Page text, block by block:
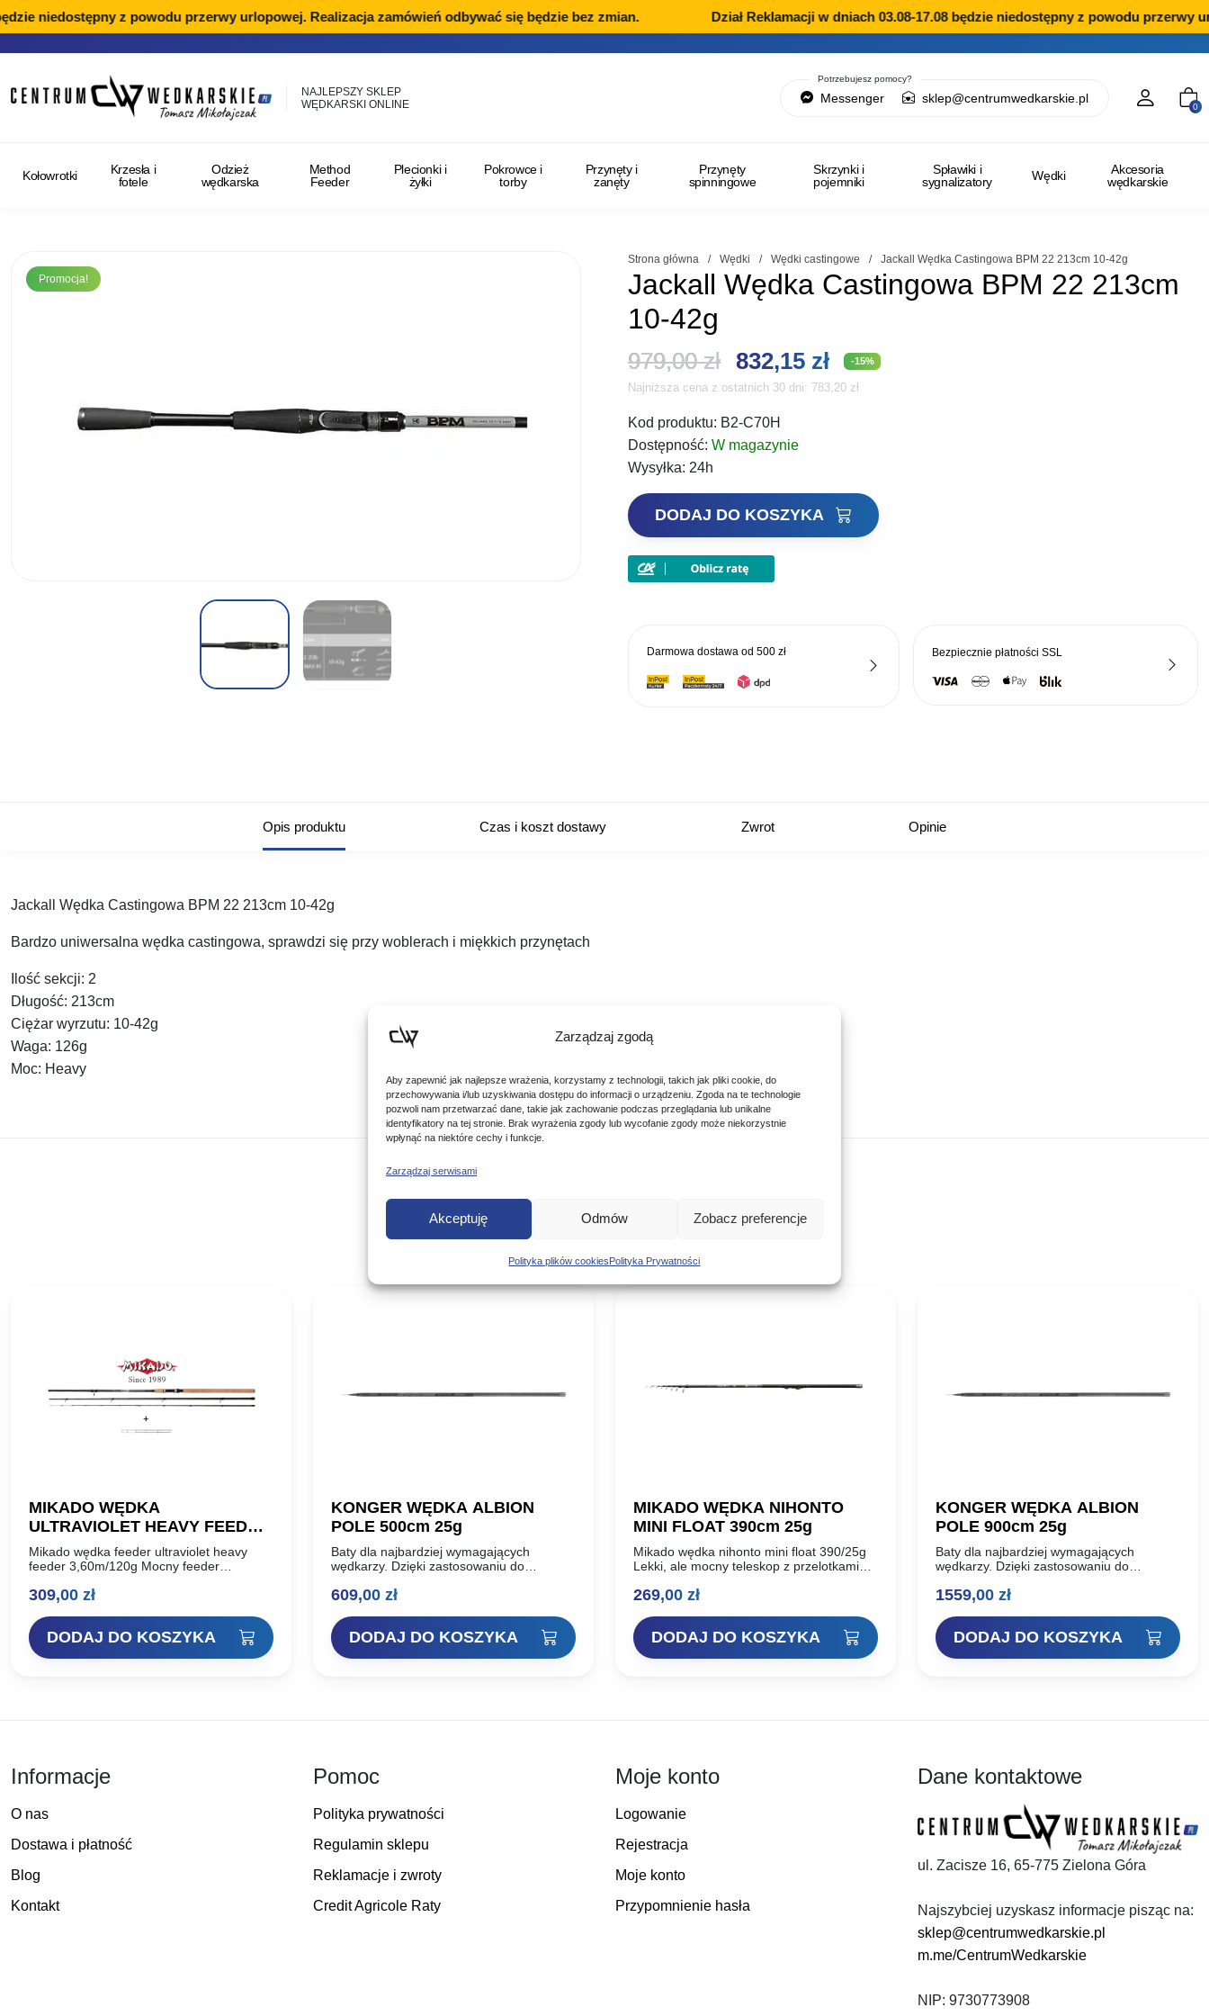
Zarządzaj zgodą
Aby zapewnić jak najlepsze wrażenia, korzystamy z technologii, takich jak pliki cookie, do
przechowywania i/lub uzyskiwania dostępu do informacji o urządzeniu. Zgoda na te technologie
pozwoli nam przetwarzać dane, takie jak zachowanie podczas przeglądania lub unikalne
identyfikatory na tej stronie. Brak wyrażenia zgody lub wycofanie zgody może niekorzystnie
wpłynąć na niektóre cechy i funkcje.
Zarządzaj serwisami
Akceptuję Odmów Zobacz preferencje
Polityka plików cookiesPolityka Prywatności
niedostępny z powodu przerwy urlopowej. Realizacja zamówień odbywać się będzie bez zmian. Dział Reklamacji w dniach 03.08-17.08 będzie niedostępny z powodu przerwy
NAJLEPSZY SKLEP
WĘDKARSKI ONLINE
Potrzebujesz pomocy?
Messenger sklep@centrumwedkarskie.pl
0
Kołowrotki
Krzesła i
fotele
Odzież
wędkarska
Method
Feeder
Plecionki i
żyłki
Pokrowce i
torby
Przynęty i
zanęty
Przynęty
spinningowe
Skrzynki i
pojemniki
Spławiki i
sygnalizatory
Wędki
Akcesoria
wędkarskie
Promocja!
Strona główna / Wędki / Wędki castingowe / Jackall Wędka Castingowa BPM 22 213cm 10-42g
Jackall Wędka Castingowa BPM 22 213cm
10-42g
979,00zł Pierwotna
cena
wynosiła:
832,15 złAktualna
cena
-15%
Najniższa cena z ostatnich 30 dni: 783,20 zł
Kod produktu: B2-C70H
Dostępność:W magazynie
Wysyłka:24h
ilość
Jackall
Castingowa
10-
42g
DODAJ DO KOSZYKA
Darmowa dostawa od500 zł Bezpiecznie płatnościSSL
Opis produktu Czas i koszt dostawy Zwrot Opinie
Jackall Wędka Castingowa BPM 22 213cm 10-42g
Bardzo uniwersalna wędka castingowa, sprawdzi się przy woblerach i miękkich przynętach
Ilość sekcji: 2
Długość: 213cm
Ciężar wyrzutu: 10-42g
Waga: 126g
Moc: Heavy
Podobne produkty
Poznaj podobne produkty, które mogą Ci się spodobać
MIKADO WĘDKA
ULTRAVIOLET HEAVY FEEDER
360cm 120g
Mikado wędka feeder ultraviolet heavy
feeder 3,60m/120g Mocny feeder
włókna węglowego mx-9, uzbrojony w
akcją i…
309,00 zł
DODAJ DO KOSZYKA
KONGER WĘDKA ALBION
POLE 500cm 25g
Baty dla najbardziej wymagających
wędkarzy. Dzięki zastosowaniu do
ciśnieniem 40 ton, wędziska albion
szczytową akcję oraz nieporównywalną…
609,00 zł
DODAJ DO KOSZYKA
MIKADO WĘDKA NIHONTO
MINI FLOAT 390cm 25g
Mikado wędka nihonto mini float 390/25g
Lekki, ale mocny teleskop z przelotkami
Dzięki zastosowaniu blanków o małej
specyficzną,mięsistą…
269,00 zł
DODAJ DO KOSZYKA
KONGER WĘDKA ALBION
POLE 900cm 25g
Baty dla najbardziej wymagających
wędkarzy. Dzięki zastosowaniu do
ciśnieniem 40 ton, wędziska albion
szczytową akcję oraz nieporównywalną…
1559,00 zł
DODAJ DO KOSZYKA
Informacje
O nas
Dostawa i płatność
Blog
Kontakt
Pomoc
Polityka prywatności
Regulamin sklepu
Reklamacje i zwroty
Credit Agricole Raty
Moje konto
Logowanie
Rejestracja
Moje konto
Przypomnienie hasła
Dane kontaktowe
ul. Zacisze 16, 65-775 Zielona Góra
Najszybciej uzyskasz informacje pisząc na:
sklep@centrumwedkarskie.pl
m.me/CentrumWedkarskie
NIP: 9730773908